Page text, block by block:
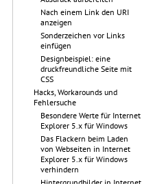
Nach einem Link den URI
anzeigen
Sonderzeichen vor Links
einfügen
Designbeispiel: eine
druckfreundliche Seite mit
CSS
Hacks, Workarounds und
Fehlersuche
Besondere Werte für Internet
Explorer 5.x für Windows
Das Flackern beim Laden
von Webseiten in Internet
Explorer 5.x für Windows
verhindern